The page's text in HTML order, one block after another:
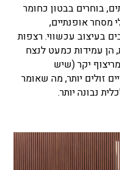
בוחרים בבטון כחומר
מסחר אופנתיים,
בעיצוב עכשווי. רצפות
הן עמידות כמעט לנצח
יקר (שיש
זולים יותר, מה שאומר
נבונה יותר.